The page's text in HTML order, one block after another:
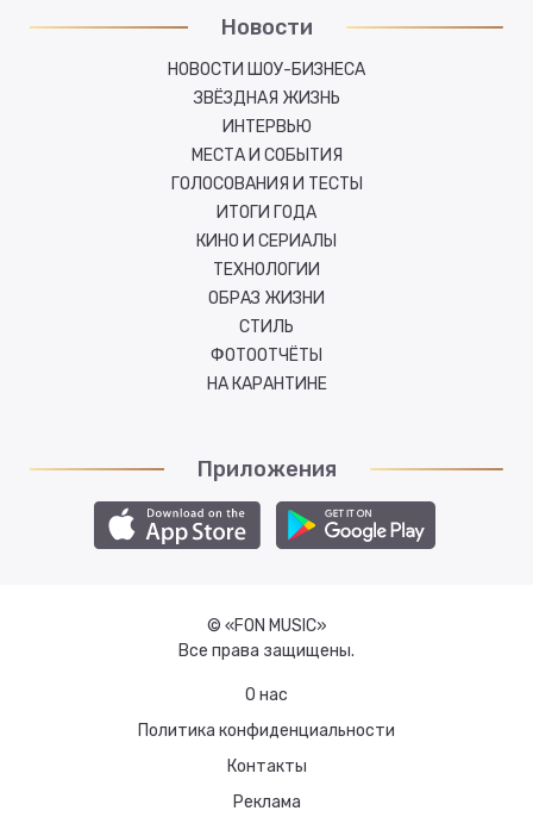
Новости
НОВОСТИ ШОУ-БИЗНЕСА
ЗВЁЗДНАЯ ЖИЗНЬ
ИНТЕРВЬЮ
МЕСТА И СОБЫТИЯ
ГОЛОСОВАНИЯ И ТЕСТЫ
ИТОГИ ГОДА
КИНО И СЕРИАЛЫ
ТЕХНОЛОГИИ
ОБРАЗ ЖИЗНИ
СТИЛЬ
ФОТООТЧЁТЫ
НА КАРАНТИНЕ
Приложения
© «FON MUSIC»
Все права защищены.
О нас
Политика конфиденциальности
Контакты
Реклама